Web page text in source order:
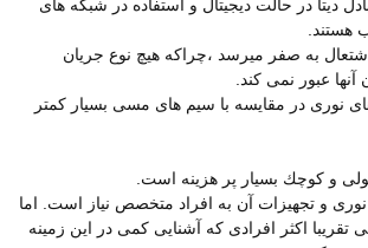
دیتا در حالت دیجیتال و استفاده در شبکه های
هستند.
به صفر میرسد ،چراکه هیچ نوع جریان
آنها عبور نمی کند.
نوری در مقایسه با سیم های مسی بسیار کمتر
و كوچك بسیار پر هزینه است.
و تجهیزات آن به افراد متخصص نیاز است. اما
اكثر افرادی كه آشنایی كمی در این زمینه